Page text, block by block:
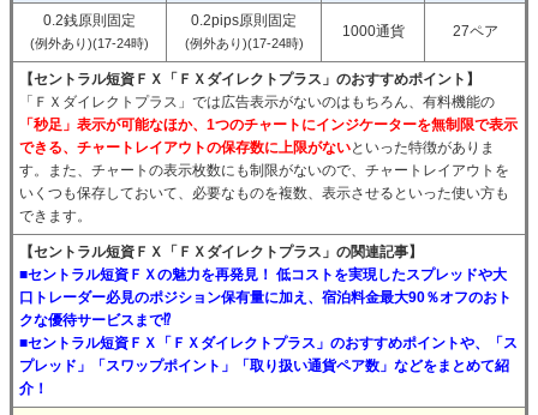
0.2銭原則固定
(例外あり)(17-24時)
0.2pips原則固定
(例外あり)(17-24時)
1000通貨 27ペア
【セントラル短資ＦＸ「ＦＸダイレクトプラス」のおすすめポイント】
「ＦＸダイレクトプラス」では広告表示がないのはもちろん、有料機能の
「秒足」表示が可能なほか、1つのチャートにインジケーターを無制限で表示
できる、チャートレイアウトの保存数に上限がないといった特徴がありま
す。また、チャートの表示枚数にも制限がないので、チャートレイアウトを
いくつも保存しておいて、必要なものを複数、表示させるといった使い方も
できます。
【セントラル短資ＦＸ「ＦＸダイレクトプラス」の関連記事】
■セントラル短資ＦＸの魅力を再発見！ 低コストを実現したスプレッドや大
口トレーダー必見のポジション保有量に加え、宿泊料金最大90％オフのおト
クな優待サービスまで⁉
■セントラル短資ＦＸ「ＦＸダイレクトプラス」のおすすめポイントや、「ス
プレッド」「スワップポイント」「取り扱い通貨ペア数」などをまとめて紹
介！